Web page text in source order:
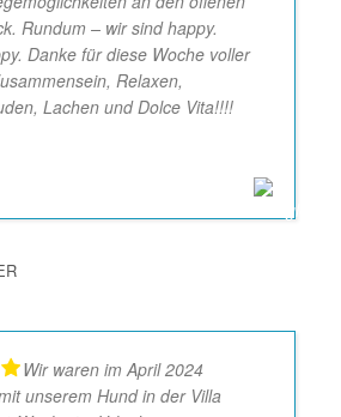
Rundum – wir sind happy.
Danke für diese Woche voller
Relaxen,
Lachen und Dolce Vita!!!!
Wir waren im April 2024
unserem Hund in der Villa